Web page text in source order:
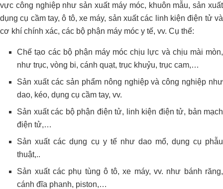
vực công nghiệp như sản xuất máy móc, khuôn mẫu, sản xuất
dụng cụ cầm tay, ô tô, xe máy, sản xuất các linh kiện điện tử và
cơ khí chính xác, các bộ phận máy móc y tế, vv. Cụ thể:
Chế tạo các bộ phận máy móc chịu lực và chịu mài mòn,
như trục, vòng bi, cánh quạt, trục khuỷu, trục cam,…
Sản xuất các sản phẩm nông nghiệp và công nghiệp như
dao, kéo, dụng cụ cầm tay, vv.
Sản xuất các bộ phận điện tử, linh kiện điện tử, bản mạch
điện tử,…
Sản xuất các dụng cụ y tế như dao mổ, dụng cụ phẫu
thuật,..
Sản xuất các phụ tùng ô tô, xe máy, vv. như bánh răng,
cánh đĩa phanh, piston,…